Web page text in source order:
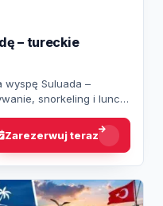
– tureckie
wyspę Suluada –
snorkeling i lunch
Zarezerwuj teraz